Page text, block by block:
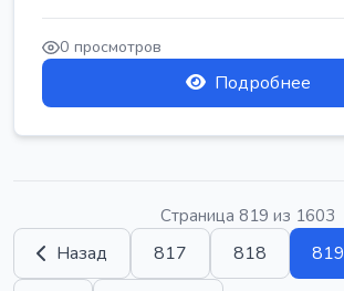
...
0 просмотров
Подробнее
Страница 819 из 1603
Назад 817 818 819